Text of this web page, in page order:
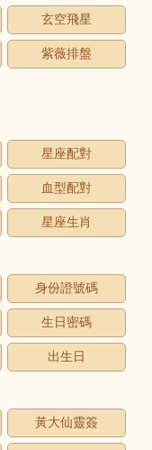
玄空飛星
紫薇排盤
星座配對
血型配對
星座生肖
身份證號碼
生日密碼
出生日
黃大仙靈簽